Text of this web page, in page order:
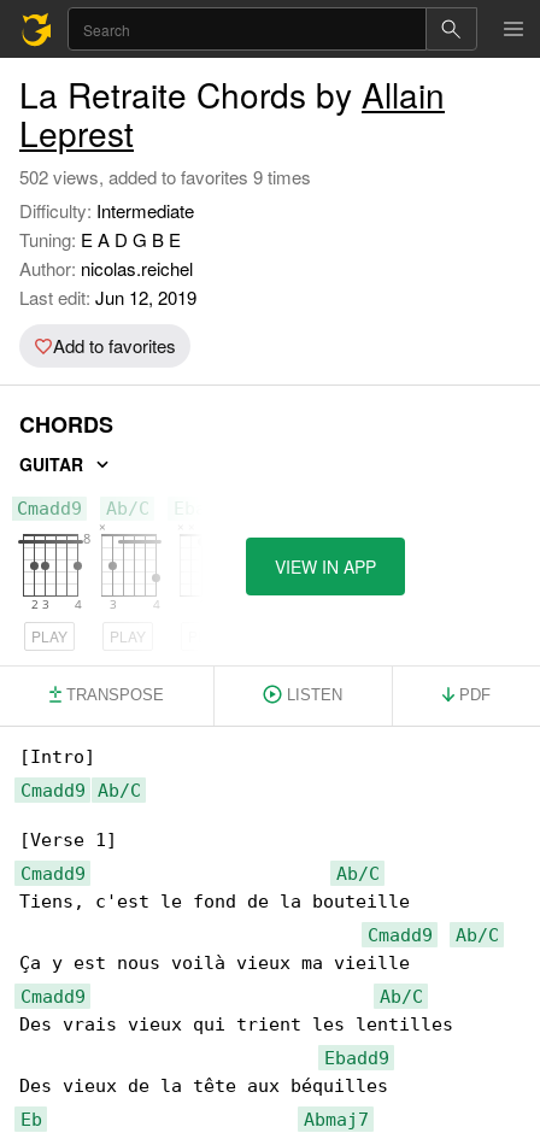
La Retraite Chords by Allain
Leprest
502 views, added to favorites 9 times
Difficulty: Intermediate
Tuning: E A D G B E
Author: nicolas.reichel
Last edit: Jun 12, 2019
Add to favorites
CHORDS
GUITAR
Cmadd9
PLAY
Ab/C
PLAY
Ebadd9
VIEW IN APP
TRANSPOSE LISTEN PDF
Cmadd9
Ab/C
Cmadd9
Ab/C
Tiens, c'est le fond de la bouteille
Cmadd9
Ab/C
Cmadd9
Ab/C
Des vrais vieux qui trient les lentilles
Ebadd9
Eb
Abmaj7